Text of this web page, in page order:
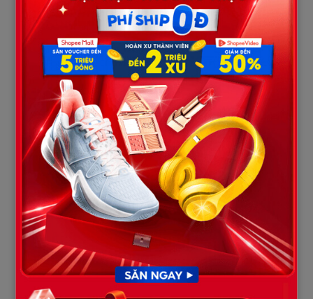
Tim tôi đập thình thịch. “Khám” ư? Suốt hai tháng không lấy một
đồng, tối nào cũng đến, và giờ lại kín đáo trong buồng với một cô
gái trẻ?
Tôi đứng trước ngưỡng cửa, vừa muốn xông vào, vừa sợ sự thật
mình sắp nhìn thấy.
Tôi hít một hơi thật sâu, rồi gạt cửa bước vào. Cảnh tượng
trước mắt khiến tim tôi như rơi xuống vực: chồng tôi ngồi sát
bên H., tay đặt lên vai cô ta, còn H. thì ngước nhìn anh với ánh
mắt lạ lùng, chẳng giống một bệnh nhân với bác sĩ chút nào.
Trên bàn chẳng có ống nghe, chẳng có thuốc men, chỉ có chén
trà còn bốc khói.
Tôi chết lặng vài giây, rồi gằn giọng:
– “Khám bệnh kiểu này à? Hai tháng nay anh bỏ mặc vợ con ở
nhà, hóa ra là để đến đây uống trà, trò chuyện thân mật thế này
sao?”